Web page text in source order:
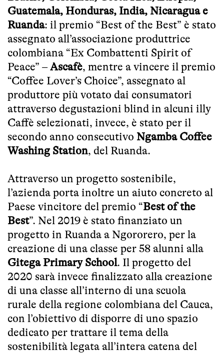
Guatemala, Honduras, India, Nicaragua e
Ruanda: il premio “Best of the Best” è stato
assegnato all’associazione produttrice
colombiana “Ex Combattenti Spirit of
Peace” –Ascafè, mentre a vincere il premio
“Coffee Lover’s Choice”, assegnato al
produttore più votato dai consumatori
attraverso degustazioni blind in alcuni illy
Caffè selezionati, invece, è stato per il
secondo anno consecutivo Ngamba Coffee
Washing Station, del Ruanda.
Attraverso un progetto sostenibile,
l’azienda porta inoltre un aiuto concreto al
Paese vincitore del premio “Best of the
Best”. Nel 2019 è stato finanziato un
progetto in Ruanda a Ngororero, per la
creazione di una classe per 58 alunni alla
Gitega Primary School. Il progetto del
2020 sarà invece finalizzato alla creazione
di una classe all’interno di una scuola
rurale della regione colombiana del Cauca,
con l’obiettivo di disporre di uno spazio
dedicato per trattare il tema della
sostenibilità legata all’intera catena del